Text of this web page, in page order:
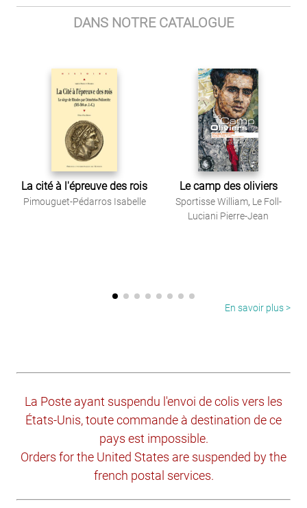
DANS NOTRE CATALOGUE
La cité à l'épreuve des rois
Pimouguet-Pédarros Isabelle
Le camp des oliviers
Sportisse William, Le Foll-
Luciani Pierre-Jean
En savoir plus >
La Poste ayant suspendu l'envoi de colis vers les
États-Unis, toute commande à destination de ce
pays est impossible.
Orders for the United States are suspended by the
french postal services.